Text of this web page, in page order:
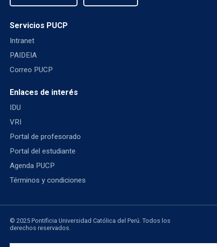
Servicios PUCP
Intranet
PAIDEIA
Correo PUCP
Enlaces de interés
IDU
VRI
Portal de profesorado
Portal del estudiante
Agenda PUCP
Términos y condiciones
© 2025 Pontificia Universidad Católica del Perú. Todos los
derechos reservados.